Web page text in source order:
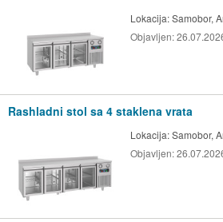
Lokacija:Samobor,
Objavljen:
Rashladni stol sa 4 staklena vrata
Lokacija:Samobor,
Objavljen: